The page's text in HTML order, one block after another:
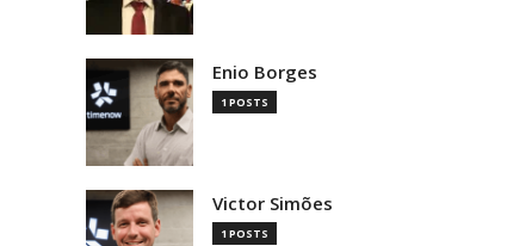
Enio Borges
1 POSTS
Victor Simões
1 POSTS